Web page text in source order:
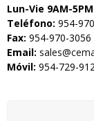
Lun-Vie 9AM-5PM
Teléfono: 954-
Fax: 954-970-3056
Email:
Móvil: 954-729-